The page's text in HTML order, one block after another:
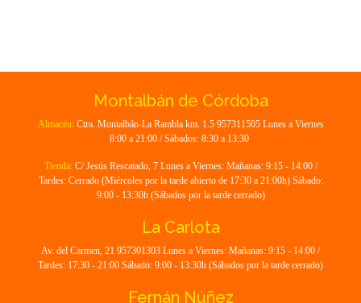
Montalbán de Córdoba
Almacén: Ctra. Montalbán-La Rambla km. 1.5 957311505 Lunes a Viernes
8:00 a 21:00 / Sábados: 8:30 a 13:30
Tienda: C/ Jesús Rescatado, 7 Lunes a Viernes: Mañanas: 9:15 - 14:00 /
Tardes: Cerrado (Miércoles por la tarde abierto de 17:30 a 21:00h) Sábado:
9:00 - 13:30h (Sábados por la tarde cerrado)
La Carlota
Av. del Carmen, 21 957301303 Lunes a Viernes: Mañanas: 9:15 - 14:00 /
Tardes: 17:30 - 21:00 Sábado: 9:00 - 13:30h (Sábados por la tarde cerrado)
Fernán Núñez